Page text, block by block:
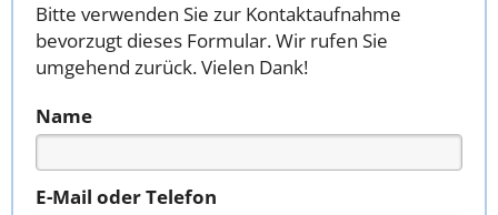
Bitte verwenden Sie zur Kontaktaufnahme
bevorzugt dieses Formular. Wir rufen Sie
umgehend zurück. Vielen Dank!
Name
E-Mail oder Telefon